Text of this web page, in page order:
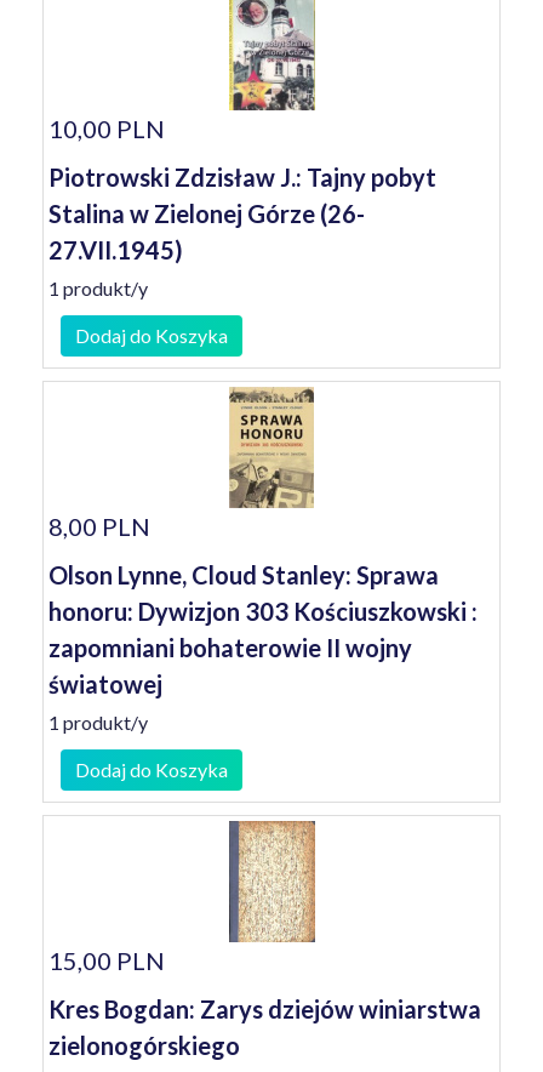
10,00 PLN
Piotrowski Zdzisław J.: Tajny pobyt
Stalina w Zielonej Górze (26-
27.VII.1945)
1 produkt/y
Dodaj do Koszyka
8,00 PLN
Olson Lynne, Cloud Stanley: Sprawa
honoru: Dywizjon 303 Kościuszkowski :
zapomniani bohaterowie II wojny
światowej
1 produkt/y
Dodaj do Koszyka
15,00 PLN
Kres Bogdan: Zarys dziejów winiarstwa
zielonogórskiego